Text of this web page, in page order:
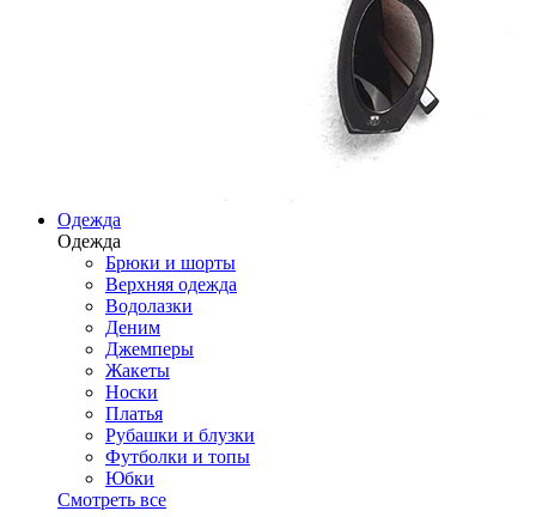
Одежда
Одежда
Брюки и шорты
Верхняя одежда
Водолазки
Деним
Джемперы
Жакеты
Носки
Платья
Рубашки и блузки
Футболки и топы
Юбки
Смотреть все